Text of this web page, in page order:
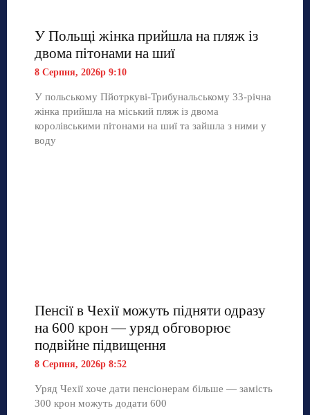
У Польщі жінка прийшла на пляж із
двома пітонами на шиї
8 Серпня, 2026р 9:10
У польському Пйотркуві-Трибунальському 33-річна
жінка прийшла на міський пляж із двома
королівськими пітонами на шиї та зайшла з ними у
воду
Пенсії в Чехії можуть підняти одразу
на 600 крон — уряд обговорює
подвійне підвищення
8 Серпня, 2026р 8:52
Уряд Чехії хоче дати пенсіонерам більше — замість
300 крон можуть додати 600